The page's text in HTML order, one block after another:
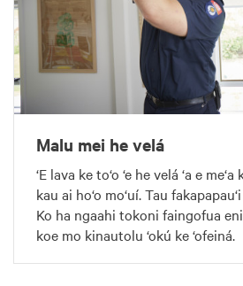
Malu mei he velá
‘E lava ke to‘o ‘e he velá ‘a e
kau ai ho‘o mo‘uí. Tau
Ko ha ngaahi tokoni faingofua
koe mo kinautolu ‘okú ke ‘ofeiná.